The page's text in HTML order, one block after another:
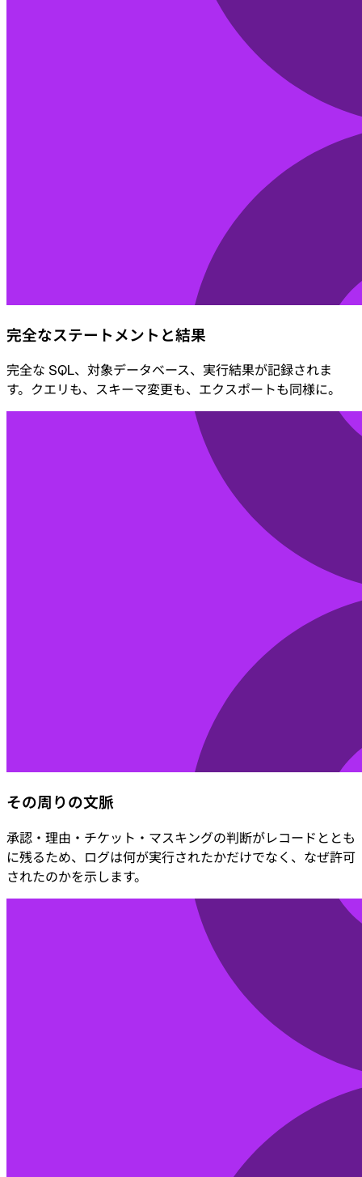
完全なステートメントと結果
完全な SQL、対象データベース、実行結果が記録されま
す。クエリも、スキーマ変更も、エクスポートも同様に。
その周りの文脈
承認・理由・チケット・マスキングの判断がレコードととも
に残るため、ログは何が実行されたかだけでなく、なぜ許可
されたのかを示します。